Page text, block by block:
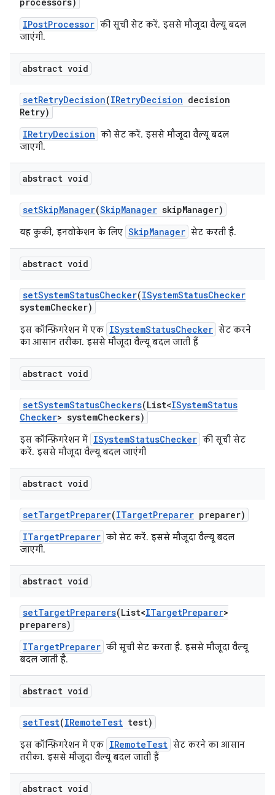
IPostProcessor की सूची सेट करें. इससे मौजूदा वैल्यू बदल
जाएंगी.
abstract void
setRetryDecision(IRetryDecision decision
Retry)
IRetryDecision को सेट करें. इससे मौजूदा वैल्यू बदल
जाएगी.
abstract void
setSkipManager(SkipManager skipManager)
यह कुकी, इनवोकेशन के लिए SkipManager सेट करती है.
abstract void
setSystemStatusChecker(ISystemStatusChecker
systemChecker)
इस कॉन्फ़िगरेशन में एक ISystemStatusChecker सेट करने
का आसान तरीका. इससे मौजूदा वैल्यू बदल जाती हैं
abstract void
setSystemStatusCheckers(List<ISystemStatus
Checker> systemCheckers)
इस कॉन्फ़िगरेशन में ISystemStatusChecker की सूची सेट
करें. इससे मौजूदा वैल्यू बदल जाएंगी
abstract void
setTargetPreparer(ITargetPreparer preparer)
ITargetPreparer को सेट करें. इससे मौजूदा वैल्यू बदल
जाएगी.
abstract void
setTargetPreparers(List<ITargetPreparer>
preparers)
ITargetPreparer की सूची सेट करता है. इससे मौजूदा वैल्यू
बदल जाती है.
abstract void
setTest(IRemoteTest test)
इस कॉन्फ़िगरेशन में एक IRemoteTest सेट करने का आसान
तरीका. इससे मौजूदा वैल्यू बदल जाती हैं
abstract void